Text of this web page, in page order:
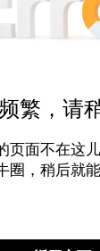
繁，请
页面不在这
圈，稍后就